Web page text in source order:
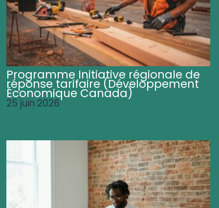
Programme Initiative régionale de
réponse tarifaire (Développement
Économique Canada)
25 juin 2026